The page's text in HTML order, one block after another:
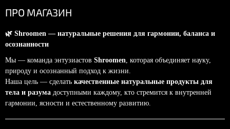
ПРО МАГАЗИН
🌿 Shroomen — натуральные решения для гармонии, баланса и
осознанности
Мы — команда энтузиастов Shroomen, которая объединяет науку,
природу и осознанный подход к жизни.
Наша цель — сделать качественные натуральные продукты для
тела и разума доступными каждому, кто стремится к внутренней
гармонии, ясности и естественному развитию.